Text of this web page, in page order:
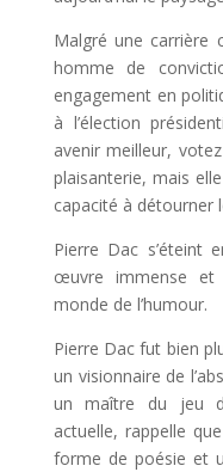
Malgré une carrière
homme de
engagement en
à l’élection
avenir meilleur,
plaisanterie, mais
capacité à détourner
Pierre Dac s’éteint
œuvre immense et
monde de l’humour.
Pierre Dac fut bien
un visionnaire de
un maître du jeu
actuelle, rappelle
forme de poésie et